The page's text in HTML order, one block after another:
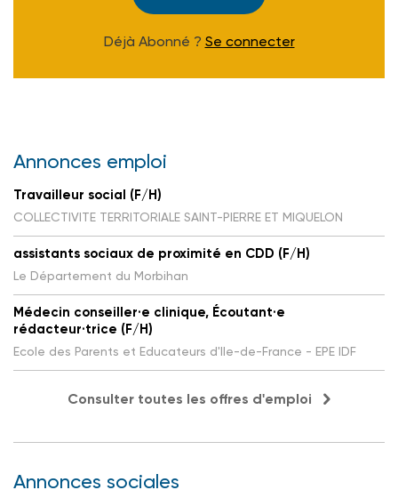
Déjà Abonné ? Se connecter
Annonces emploi
Travailleur social (F/H)
COLLECTIVITE TERRITORIALE SAINT-PIERRE ET MIQUELON
assistants sociaux de proximité en CDD (F/H)
Le Département du Morbihan
Médecin conseiller·e clinique, Écoutant·e
rédacteur·trice (F/H)
Ecole des Parents et Educateurs d'Ile-de-France - EPE IDF
Consulter toutes les offres d'emploi
Annonces sociales